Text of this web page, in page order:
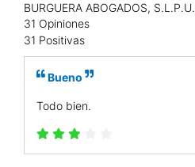
BURGUERA ABOGADOS, S.L.P.U.
31 Opiniones
31 Positivas
Bueno
Todo bien.